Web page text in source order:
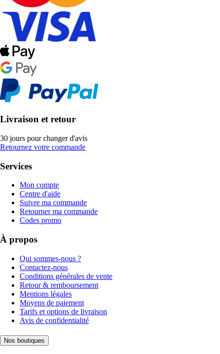
Livraison et retour
30 jours pour changer d'avis
Retournez votre commande
Services
Mon compte
Centre d'aide
Suivre ma commande
Retourner ma commande
Codes promo
À propos
Qui sommes-nous ?
Contactez-nous
Conditions générales de vente
Retour & remboursement
Mentions légales
Moyens de paiement
Tarifs et options de livraison
Avis de confidentialité
Nos boutiques